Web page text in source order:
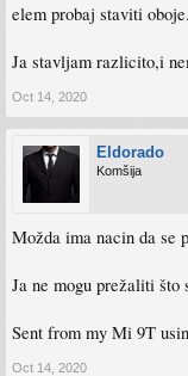
elem probaj staviti
Ja stavljam razlicito,i
Oct 14, 2020
Eldorado
Komšija
Možda ima nacin da se
Ja ne mogu prežaliti što
Sent from my Mi 9T
Oct 14, 2020